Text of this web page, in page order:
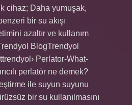
cihaz; Daha yumuşak,
bir su akışı
azaltır ve kullanım
BlogTrendyol
Perlator-What-
perlatör ne demek?
ile suyun suyunu
bir su kullanılmasını